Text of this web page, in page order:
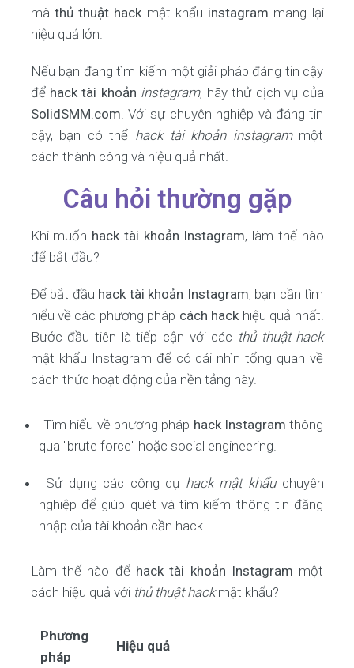
mà thủ thuật hack mật khẩu instagram mang lại
hiệu quả lớn.
Nếu bạn đang tìm kiếm một giải pháp đáng tin cậy
để hack tài khoản instagram, hãy thử dịch vụ của
SolidSMM.com. Với sự chuyên nghiệp và đáng tin
cậy, bạn có thể hack tài khoản instagrammột
cách thành công và hiệu quả nhất.
Câu hỏi thường gặp
Khi muốn hack tài khoản Instagram, làm thế nào
để bắt đầu?
Để bắt đầu hack tài khoản Instagram, bạn cần tìm
hiểu về các phương pháp cách hack hiệu quả nhất.
Bước đầu tiên là tiếp cận với các thủ thuật hack
mật khẩu Instagram để có cái nhìn tổng quan về
cách thức hoạt động của nền tảng này.
Tìm hiểu về phương pháp hack Instagram thông
qua "brute force" hoặc social engineering.
Sử dụng các công cụ hack mật khẩuchuyên
nghiệp để giúp quét và tìm kiếm thông tin đăng
nhập của tài khoản cần hack.
Làm thế nào để hack tài khoản Instagram một
cách hiệu quả với thủ thuật hackmật khẩu?
Phương
pháp
Hiệu quả